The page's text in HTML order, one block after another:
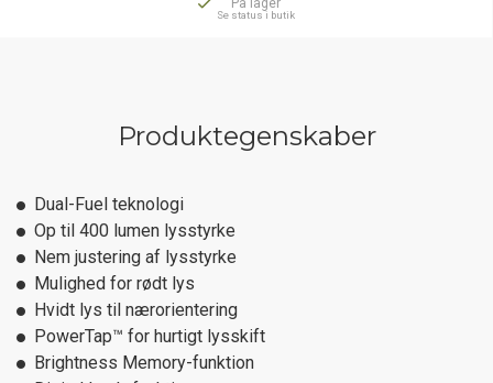
På lager
Se status i butik
Produktegenskaber
Dual-Fuel teknologi
Op til 400 lumen lysstyrke
Nem justering af lysstyrke
Mulighed for rødt lys
Hvidt lys til nærorientering
PowerTap™ for hurtigt lysskift
Brightness Memory-funktion